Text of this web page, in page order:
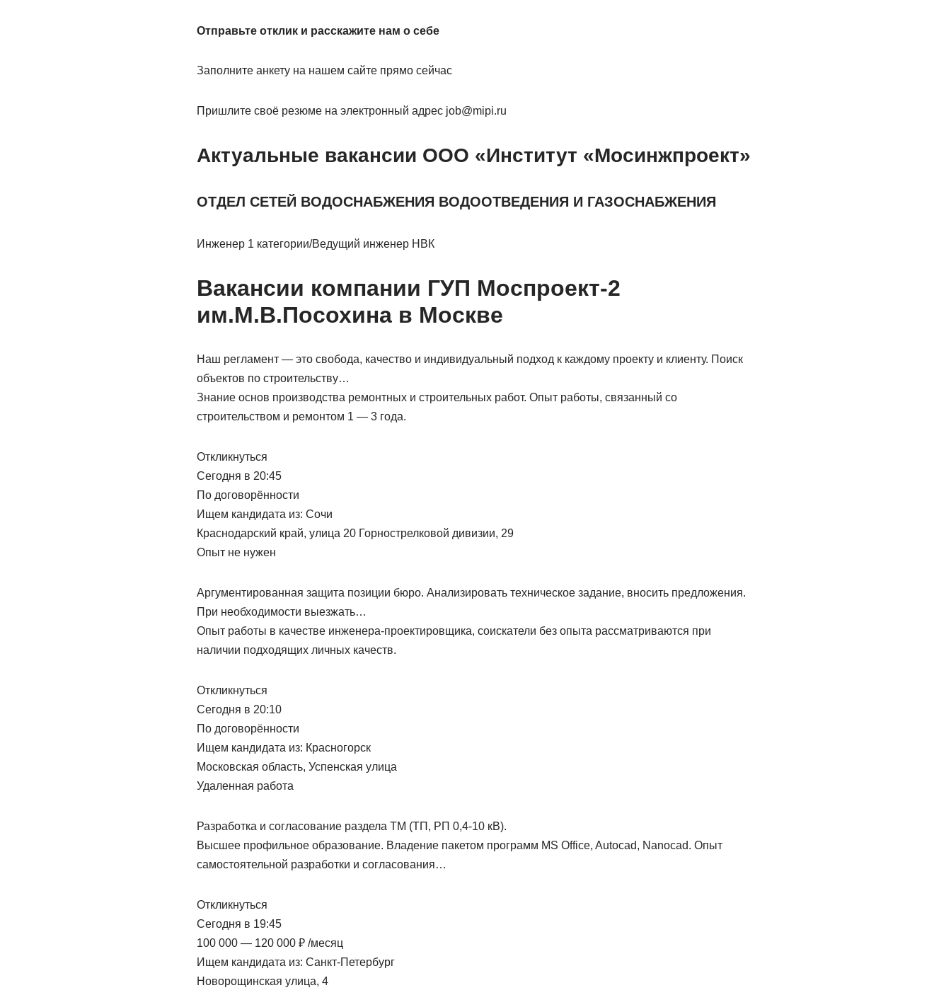
Отправьте отклик и расскажите нам о себе
Заполните анкету на нашем сайте прямо сейчас
Пришлите своё резюме на электронный адрес job@mipi.ru
Актуальные вакансии ООО «Институт «Мосинжпроект»
ОТДЕЛ СЕТЕЙ ВОДОСНАБЖЕНИЯ ВОДООТВЕДЕНИЯ И ГАЗОСНАБЖЕНИЯ
Инженер 1 категории/Ведущий инженер НВК
Вакансии компании ГУП Моспроект-2
им.М.В.Посохина в Москве
Наш регламент — это свобода, качество и индивидуальный подход к каждому проекту и клиенту. Поиск
объектов по строительству…
Знание основ производства ремонтных и строительных работ. Опыт работы, связанный со
строительством и ремонтом 1 — 3 года.
Откликнуться
Сегодня в 20:45
По договорённости
Ищем кандидата из: Сочи
Краснодарский край, улица 20 Горнострелковой дивизии, 29
Опыт не нужен
Аргументированная защита позиции бюро. Анализировать техническое задание, вносить предложения.
При необходимости выезжать…
Опыт работы в качестве инженера-проектировщика, соискатели без опыта рассматриваются при
наличии подходящих личных качеств.
Откликнуться
Сегодня в 20:10
По договорённости
Ищем кандидата из: Красногорск
Московская область, Успенская улица
Удаленная работа
Разработка и согласование раздела ТМ (ТП, РП 0,4-10 кВ).
Высшее профильное образование. Владение пакетом программ MS Office, Autocad, Nanocad. Опыт
самостоятельной разработки и согласования…
Откликнуться
Сегодня в 19:45
100 000 — 120 000 ₽ /месяц
Ищем кандидата из: Санкт-Петербург
Новорощинская улица, 4